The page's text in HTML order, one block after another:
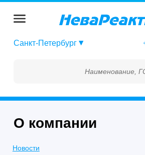
Санкт-Петербург
Наименование, ГОСТ,
О компании
Новости